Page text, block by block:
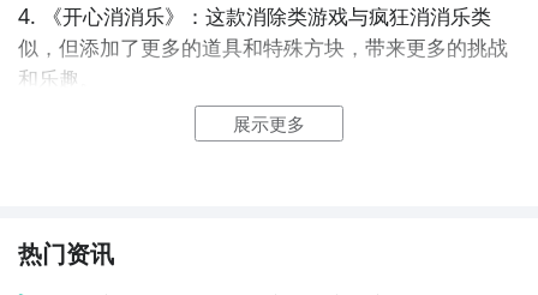
4. 《开心消消乐》：这款消除类游戏与疯狂消消乐类
似，但添加了更多的道具和特殊方块，带来更多的挑战
和乐趣。
5. 《泡泡龙》：玩家需要射击不同颜色的泡泡，消除游
6. 《糖果传奇》：玩家需要通过交换相邻的糖果，将三
个或更多相同颜色的糖果组合在一起，以完成关卡目
展示更多
热门资讯